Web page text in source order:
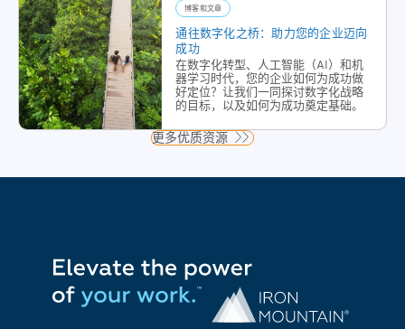
流程
管理
自动
化等
服
务，
字化
转
型，
铁山
公司
的IT
资产
管理
确保
最优
高投
资回
博客和文章
通往数字化之桥：助力您的企业迈向
成功
在数字化转型、人工智能（AI）和机
器学习时代，您的企业如何为成功做
好定位？让我们一同探讨数字化战略
的目标，以及如何为成功奠定基础。
更多优质资源